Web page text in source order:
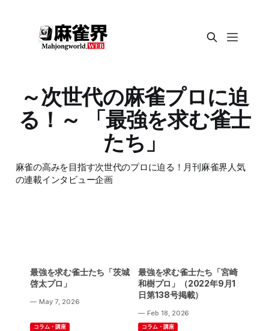
～次世代の麻雀プロに迫
る！～ 「最強を求む雀士
たち」
麻雀の高みを目指す次世代のプロに迫る！月刊麻雀界人気
の連載インタビュー企画
最強を求む雀士たち「茨城
啓太プロ」
May 7, 2026
最強を求む雀士たち「宮崎
和樹プロ」（2022年9月1
日第138号掲載）
Feb 18, 2026
コラム・講座 コラム・講座